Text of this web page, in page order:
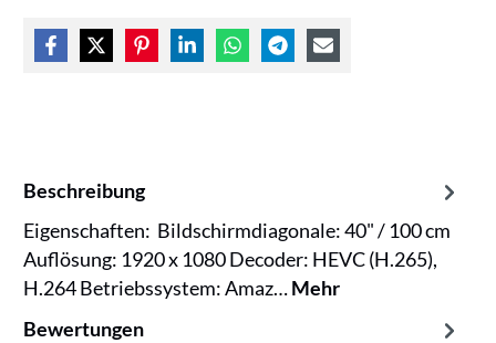
Beschreibung
Eigenschaften: Bildschirmdiagonale: 40" / 100 cm
Auflösung: 1920 x 1080 Decoder: HEVC (H.265),
H.264 Betriebssystem: Amaz…Mehr
Bewertungen